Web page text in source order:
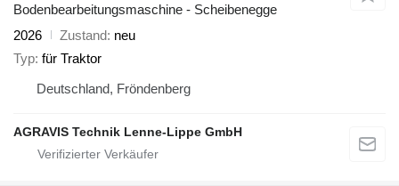
Bodenbearbeitungsmaschine - Scheibenegge
2026
Zustand neu
Typ für Traktor
Deutschland, Fröndenberg
AGRAVIS Technik Lenne-Lippe GmbH